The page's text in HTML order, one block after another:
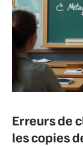
Erreurs de
les copies